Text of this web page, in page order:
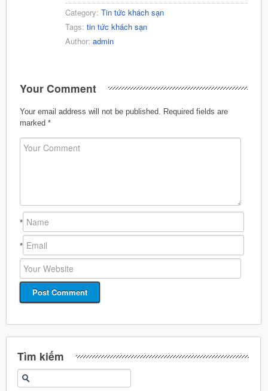
Category: Tin tức khách sạn
Tags: tin tức khách sạn
Author: admin
Your Comment
Your email address will not be published. Required fields are
marked *
*
*
Tìm kiếm